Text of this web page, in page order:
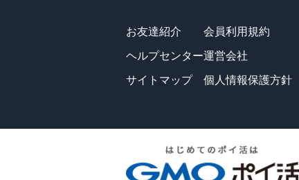
お友達紹介
ヘルプセンター
サイトマップ
会員利用規約
運営会社
個人情報保護方針